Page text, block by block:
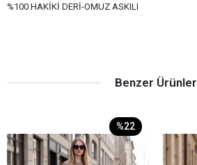
%100 HAKİKİ DERİ-OMUZ ASKILI
Benzer Ürünler
%22